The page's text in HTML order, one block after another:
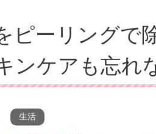
ピーリングで
ンケアも忘れ
生活